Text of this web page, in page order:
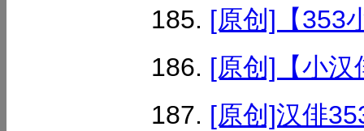
[原创]【353
[原创]【小
[原创]汉俳